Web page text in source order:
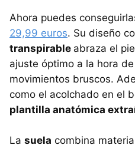
Ahora puedes
29,99 euros. Su diseño
transpirable abraza el
ajuste óptimo a la hora
movimientos bruscos.
como el acolchado en el
plantilla anatómica
La suela combina